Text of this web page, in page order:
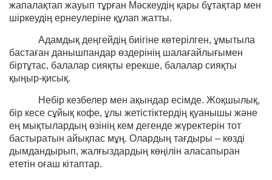
жапалақтап жауып тұрған Мәскеудің қары бұтақтар мен
шіркеудің ернеулеріне құлап жатты.
Адамдық деңгейдің биігіне көтерілген, ұмытыла
бастаған данышпандар өздерінің шалағайлығымен
біртұтас, балалар сияқты ерекше, балалар сияқты
қыңыр-қисық.
Небір кезбелер мен ақындар есімде. Жоқшылық,
бір кесе сұйық кофе, ұлы жетістіктердің қуанышы және
ең мықтылардың өзінің кем дегенде жүректерін тот
бастыратын айықпас мұң. Олардың тағдыры – көзді
дымдандырып, жалғыздардың көңілін аласапыран
ететін оғаш кітаптар.